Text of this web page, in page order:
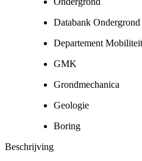
Databank
Departement
GMK
Grondmechanica
Geologie
Boring
Beschrijving